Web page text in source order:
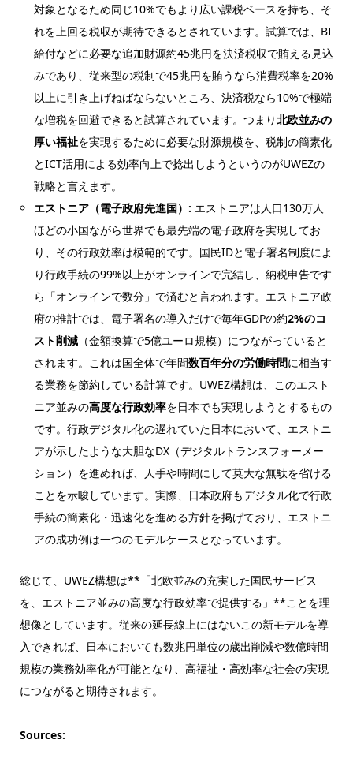
対象となるため同じ10%でもより広い課税ベースを持ち、そ
れを上回る税収が期待できるとされています。試算では、BI
給付などに必要な追加財源約45兆円を決済税収で賄える見込
みであり、従来型の税制で45兆円を賄うなら消費税率を20%
以上に引き上げねばならないところ、決済税なら10%で極端
な増税を回避できると試算されています。つまり北欧並みの
厚い福祉を実現するために必要な財源規模を、税制の簡素化
とICT活用による効率向上で捻出しようというのがUWEZの
戦略と言えます。
エストニア（電子政府先進国）: エストニアは人口130万人
ほどの小国ながら世界でも最先端の電子政府を実現してお
り、その行政効率は模範的です。国民IDと電子署名制度によ
り行政手続の99%以上がオンラインで完結し、納税申告です
ら「オンラインで数分」で済むと言われます。エストニア政
府の推計では、電子署名の導入だけで毎年GDPの約2%のコ
スト削減 （金額換算で5億ユーロ規模）につながっていると
されます。これは国全体で年間数百年分の労働時間に相当す
る業務を節約している計算です。UWEZ構想は、このエスト
ニア並みの高度な行政効率を日本でも実現しようとするもの
です。行政デジタル化の遅れていた日本において、エストニ
アが示したような大胆なDX（デジタルトランスフォーメー
ション）を進めれば、人手や時間にして莫大な無駄を省ける
ことを示唆しています。実際、日本政府もデジタル化で行政
手続の簡素化・迅速化を進める方針を掲げており、エストニ
アの成功例は一つのモデルケースとなっています。
総じて、UWEZ構想は**「北欧並みの充実した国民サービス
を、エストニア並みの高度な行政効率で提供する」**ことを理
想像としています。従来の延長線上にはないこの新モデルを導
入できれば、日本においても数兆円単位の歳出削減や数億時間
規模の業務効率化が可能となり、高福祉・高効率な社会の実現
につながると期待されます。
Sources: